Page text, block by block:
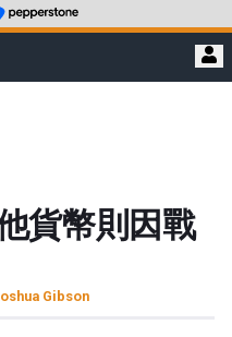
貨幣則因戰
Gibson